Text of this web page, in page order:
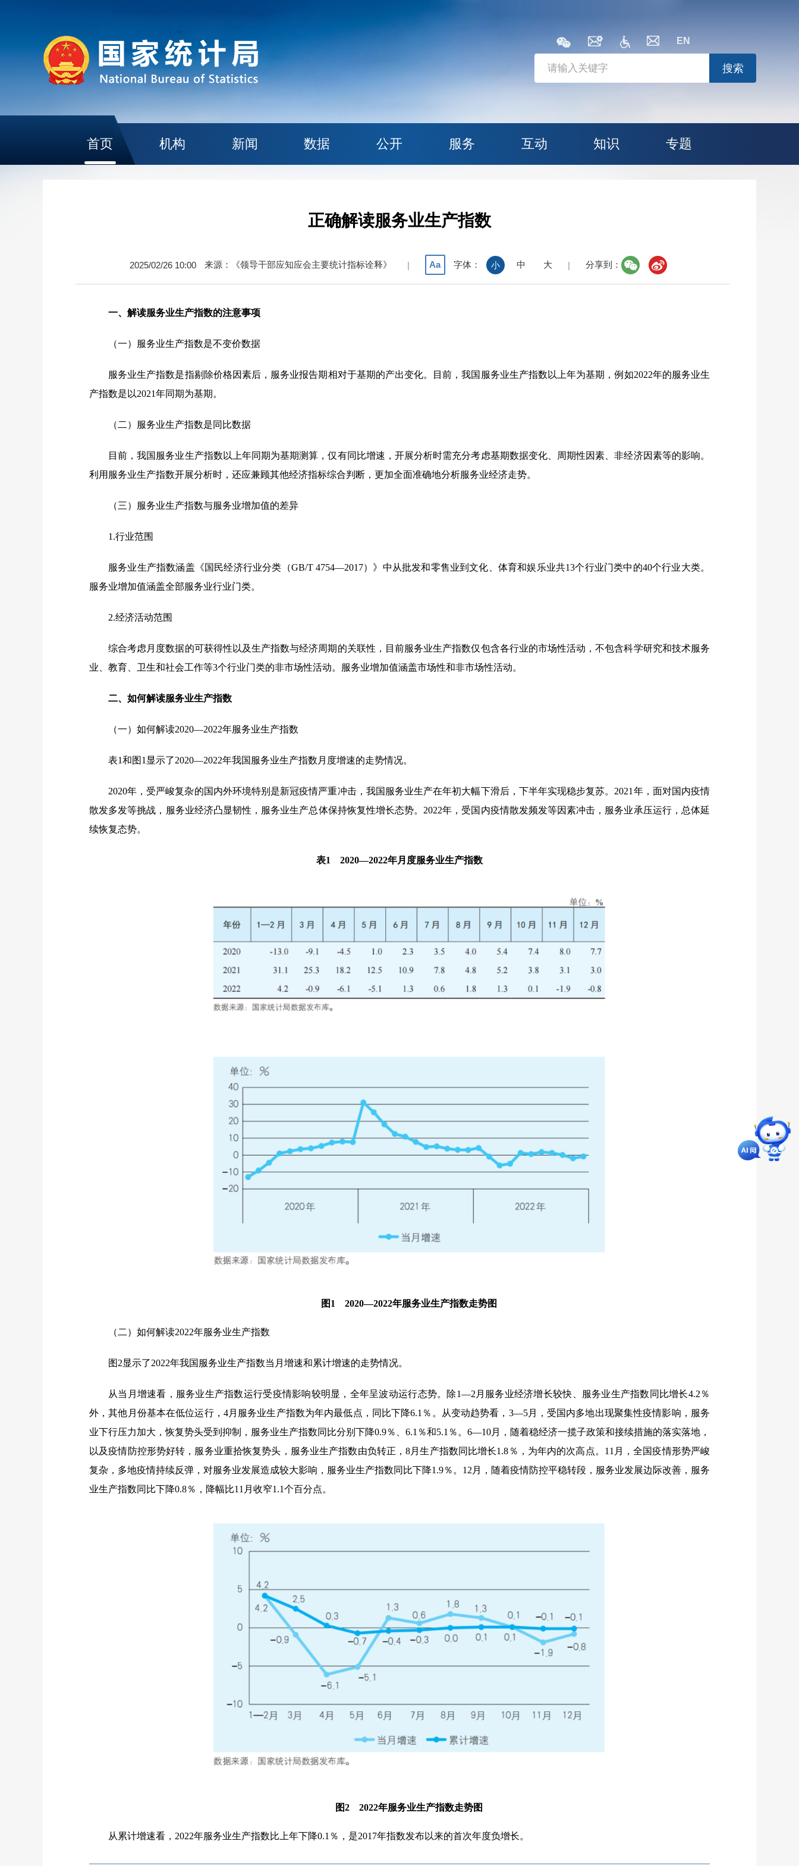
EN
搜索
首页 机构 新闻 数据 公开 服务 互动 知识 专题
正确解读服务业生产指数
2025/02/26 10:00 来源：《领导干部应知应会主要统计指标诠释》 | Aa 字体： 小 中 大 | 分享到：
一、 解读服务业生产指数的注意事项
（一） 服务业生产指数是不变价数据
服务业生产指数是指剔除价格因素后，服务业报告期相对于基期的产出变化。目前，我国服务业生产指数以上年为基期，例如2022年的服务业生
产指数是以2021年同期为基期。
（二） 服务业生产指数是同比数据
目前，我国服务业生产指数以上年同期为基期测算，仅有同比增速，开展分析时需充分考虑基期数据变化、周期性因素、非经济因素等的影响。
利用服务业生产指数开展分析时，还应兼顾其他经济指标综合判断，更加全面准确地分析服务业经济走势。
（三） 服务业生产指数与服务业增加值的差异
1.行业范围
服务业生产指数涵盖《国民经济行业分类（GB/T 4754—2017）》中从批发和零售业到文化、体育和娱乐业共13个行业门类中的40个行业大类。
服务业增加值涵盖全部服务业行业门类。
2.经济活动范围
综合考虑月度数据的可获得性以及生产指数与经济周期的关联性，目前服务业生产指数仅包含各行业的市场性活动，不包含科学研究和技术服务
业、教育、卫生和社会工作等3个行业门类的非市场性活动。服务业增加值涵盖市场性和非市场性活动。
二、 如何解读服务业生产指数
（一） 如何解读2020—2022年服务业生产指数
表1和图1显示了2020—2022年我国服务业生产指数月度增速的走势情况。
2020年，受严峻复杂的国内外环境特别是新冠疫情严重冲击，我国服务业生产在年初大幅下滑后，下半年实现稳步复苏。2021年，面对国内疫情
散发多发等挑战，服务业经济凸显韧性，服务业生产总体保持恢复性增长态势。2022年，受国内疫情散发频发等因素冲击，服务业承压运行，总体延
续恢复态势。
表1 2020—2022年月度服务业生产指数
图1 2020—2022年服务业生产指数走势图
（二） 如何解读2022年服务业生产指数
图2显示了2022年我国服务业生产指数当月增速和累计增速的走势情况。
从当月增速看，服务业生产指数运行受疫情影响较明显，全年呈波动运行态势。除1—2月服务业经济增长较快、服务业生产指数同比增长4.2％
外，其他月份基本在低位运行，4月服务业生产指数为年内最低点，同比下降6.1％。从变动趋势看，3—5月，受国内多地出现聚集性疫情影响，服务
业下行压力加大，恢复势头受到抑制，服务业生产指数同比分别下降0.9％、6.1％和5.1％。6—10月，随着稳经济一揽子政策和接续措施的落实落地，
以及疫情防控形势好转，服务业重拾恢复势头，服务业生产指数由负转正，8月生产指数同比增长1.8％，为年内的次高点。11月，全国疫情形势严峻
复杂，多地疫情持续反弹，对服务业发展造成较大影响，服务业生产指数同比下降1.9％。12月，随着疫情防控平稳转段，服务业发展边际改善，服务
业生产指数同比下降0.8％，降幅比11月收窄1.1个百分点。
图2 2022年服务业生产指数走势图
从累计增速看，2022年服务业生产指数比上年下降0.1％，是2017年指数发布以来的首次年度负增长。